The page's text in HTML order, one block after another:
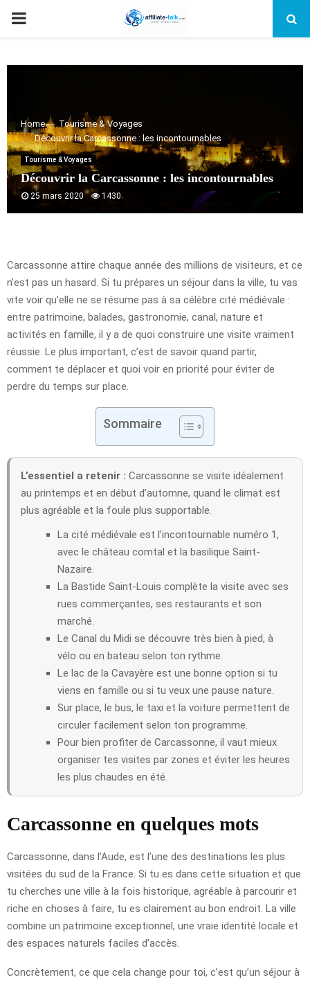
PRIMARY
Home
Tourisme & Voyages
Découvrir la Carcassonne : les incontournables
Tourisme & Voyages
Découvrir la Carcassonne : les incontournables
25 mars 2020 1430
Carcassonne attire chaque année des millions de visiteurs, et ce
n’est pas un hasard. Si tu prépares un séjour dans la ville, tu vas
vite voir qu’elle ne se résume pas à sa célèbre cité médiévale :
entre patrimoine, balades, gastronomie, canal, nature et
activités en famille, il y a de quoi construire une visite vraiment
réussie. Le plus important, c’est de savoir quand partir,
comment te déplacer et quoi voir en priorité pour éviter de
perdre du temps sur place.
Sommaire
L’essentiel a retenir : Carcassonne se visite idéalement
au printemps et en début d’automne, quand le climat est
plus agréable et la foule plus supportable.
La cité médiévale est l’incontournable numéro 1,
avec le château comtal et la basilique Saint-
Nazaire.
La Bastide Saint-Louis complète la visite avec ses
rues commerçantes, ses restaurants et son
marché.
Le Canal du Midi se découvre très bien à pied, à
vélo ou en bateau selon ton rythme.
Le lac de la Cavayère est une bonne option si tu
viens en famille ou si tu veux une pause nature.
Sur place, le bus, le taxi et la voiture permettent de
circuler facilement selon ton programme.
Pour bien profiter de Carcassonne, il vaut mieux
organiser tes visites par zones et éviter les heures
les plus chaudes en été.
Carcassonne en quelques mots
Carcassonne, dans l’Aude, est l’une des destinations les plus
visitées du sud de la France. Si tu es dans cette situation et que
tu cherches une ville à la fois historique, agréable à parcourir et
riche en choses à faire, tu es clairement au bon endroit. La ville
combine un patrimoine exceptionnel, une vraie identité locale et
des espaces naturels faciles d’accès.
Concrètement, ce que cela change pour toi, c’est qu’un séjour à